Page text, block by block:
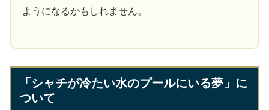
ようになるかもしれません。
「シャチが冷たい水のプールにいる夢」に
ついて